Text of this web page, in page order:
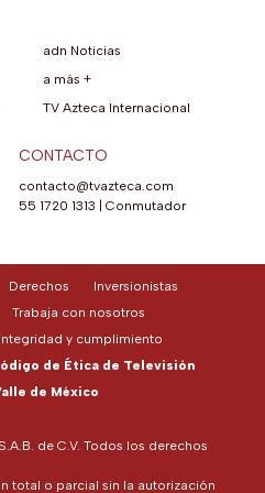
adn Noticias
a más +
TV Azteca Internacional
CONTACTO
contacto@tvazteca.com
55 1720 1313
Conmutador
de C.V. Todos los derechos
total o parcial sin la autorización
Derechos
Inversionistas
Trabaja con nosotros
y cumplimiento
de Ética de Televisión
de México